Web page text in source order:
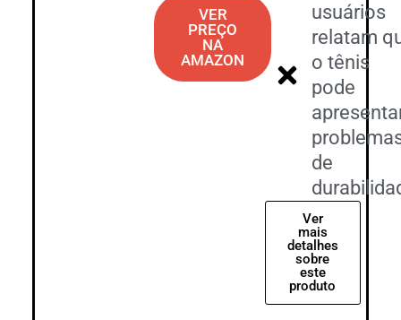
VER
PREÇO
NA
AMAZON
usuários
relatam
o tênis
pode
de
Ver
mais
detalhes
sobre
este
produto